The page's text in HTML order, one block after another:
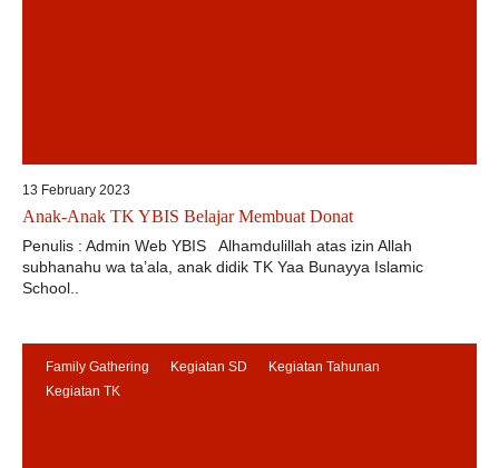
13 February 2023
Anak-Anak TK YBIS Belajar Membuat Donat
Penulis : Admin Web YBIS Alhamdulillah atas izin Allah
subhanahu wa ta’ala, anak didik TK Yaa Bunayya Islamic
School..
Family Gathering Kegiatan SD
Kegiatan Tahunan
Kegiatan TK